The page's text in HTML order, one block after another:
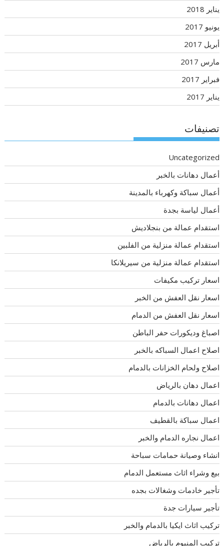
يناير 2018
يونيو 2017
أبريل 2017
مارس 2017
فبراير 2017
يناير 2017
تصنيفات
Uncategorized
أعمال دهانات بالخبر
أعمال سباكة وكهرباء بالمدينة
أعمال لياسة بجدة
استقدام عمالة من بنجلاديش
استقدام عمالة منزلية من الفلبين
استقدام عمالة منزلية من سيريلانكا
اسعار تركيب مكيفات
اسعار نقل العفش من الخبر
اسعار نقل العفش من الدمام
اصباغ وديكورات حفر الباطن
اصلاح اعمال السباكه بالخبر
اصلاح ولحام الخزانات بالدمام
اعمال دهان بالرياض
اعمال دهانات بالدمام
اعمال سباكة بالقطيف
اعمال نجاره الدمام والخبر
انشاء وصيانة حمامات سباحة
بيع وشراء اثاث مستعمل الدمام
تأجير خادمات وشغالات بجده
تأجير سيارات جدة
تركيب اثاث ايكيا بالدمام والخبر
تركيب المنيوم بالرياض